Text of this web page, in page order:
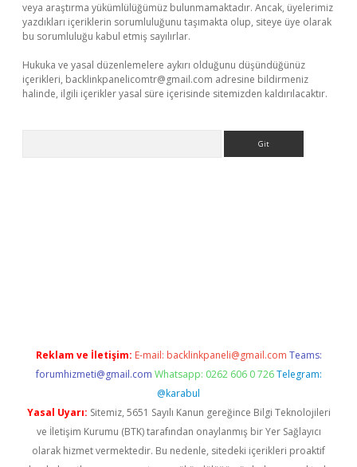
veya araştırma yükümlülüğümüz bulunmamaktadır. Ancak, üyelerimiz
yazdıkları içeriklerin sorumluluğunu taşımakta olup, siteye üye olarak
bu sorumluluğu kabul etmiş sayılırlar.
Hukuka ve yasal düzenlemelere aykırı olduğunu düşündüğünüz
içerikleri, backlinkpanelicomtr@gmail.com adresine bildirmeniz
halinde, ilgili içerikler yasal süre içerisinde sitemizden kaldırılacaktır.
Reklam ve İletişim: E-mail: backlinkpaneli@gmail.com Teams:
forumhizmeti@gmail.com Whatsapp: 0262 606 0 726 Telegram:
@karabul
Yasal Uyarı: Sitemiz, 5651 Sayılı Kanun gereğince Bilgi Teknolojileri
ve İletişim Kurumu (BTK) tarafından onaylanmış bir Yer Sağlayıcı
olarak hizmet vermektedir. Bu nedenle, sitedeki içerikleri proaktif